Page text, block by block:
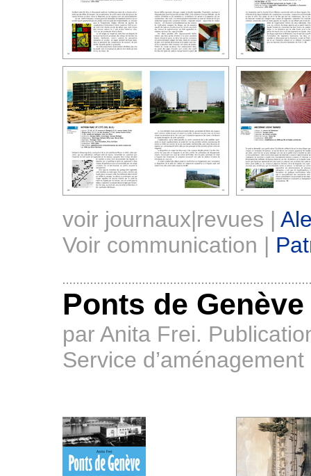
voir journaux|revues |
Voir communication |
Ponts de Genève
par Anita Frei.
Service